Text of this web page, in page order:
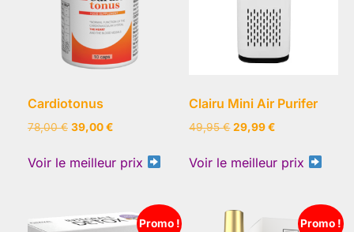
Cardiotonus
78,00€ Le
initial
39,00€Le
actuel
est :
Voir le meilleur prix
Clairu Mini Air Purifer
49,95€ Le
initial
29,99€Le
actuel
est :
Voir le meilleur prix
Promo ! Promo !